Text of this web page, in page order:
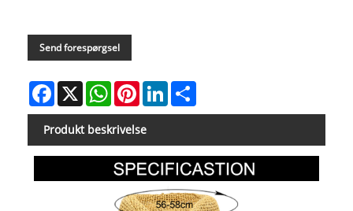
Send forespørgsel
Facebook
X WhatsAppPinterestLinkedIn
Produkt beskrivelse